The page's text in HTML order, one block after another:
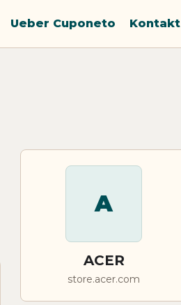
Ueber Cuponeto Kontakt
A
ACER
store.acer.com